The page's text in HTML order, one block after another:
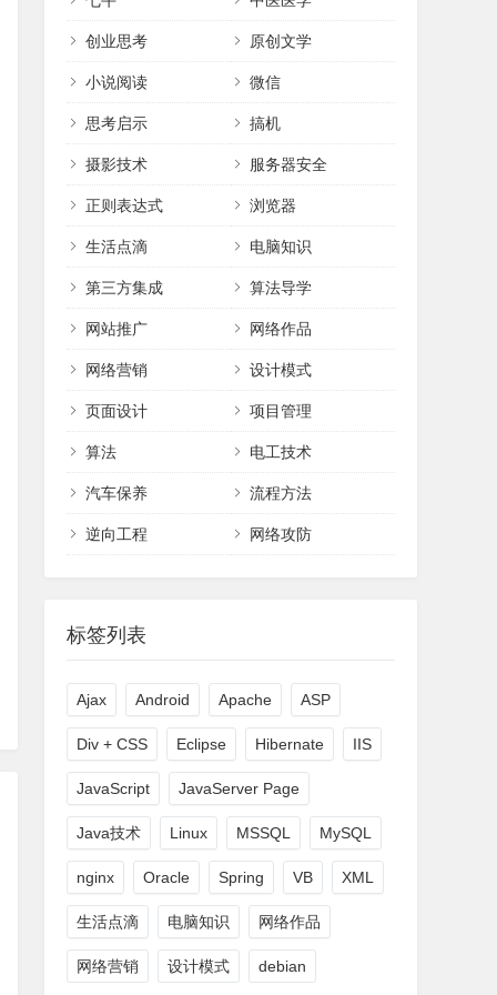
创业思考 原创文学
小说阅读 微信
思考启示 搞机
摄影技术 服务器安全
正则表达式 浏览器
生活点滴 电脑知识
第三方集成 算法导学
网站推广 网络作品
网络营销 设计模式
页面设计 项目管理
算法 电工技术
汽车保养 流程方法
逆向工程 网络攻防
标签列表
Ajax Android Apache ASP
Div + CSS Eclipse Hibernate IIS
JavaScript JavaServer Page
Java技术 Linux MSSQL MySQL
nginx Oracle Spring VB XML
生活点滴 电脑知识 网络作品
网络营销 设计模式 debian